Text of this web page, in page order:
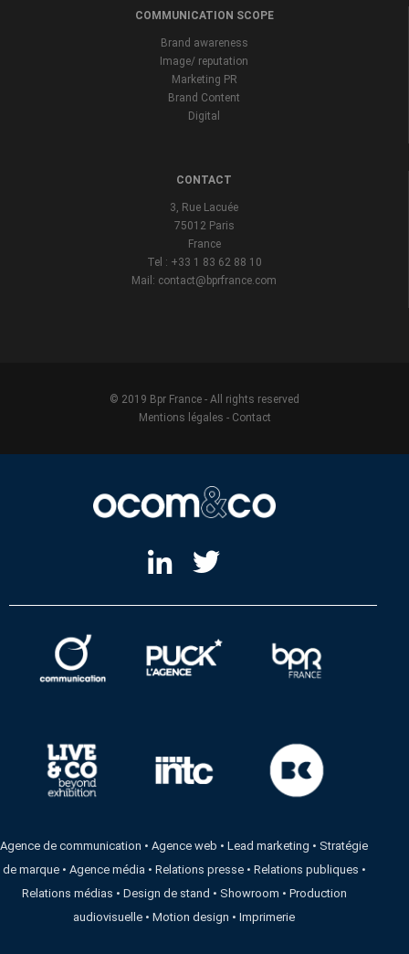
COMMUNICATION SCOPE
Brand awareness
Image/ reputation
Marketing PR
Brand Content
Digital
CONTACT
3, Rue Lacuée
75012 Paris
France
Tel : +33 1 83 62 88 10
Mail: contact@bprfrance.com
© 2019 Bpr France - All rights reserved
Mentions légales - Contact
Agence de communication •Agence web •Lead marketing • Stratégie
de marque• Agence média • Relations presse• Relations publiques •
Relations médias • Design de stand • Showroom • Production
audiovisuelle •Motion design •Imprimerie